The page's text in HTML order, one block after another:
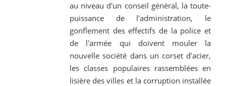
au niveau d'un conseil général, la toute-
puissance de l'administration, le
gonflement des effectifs de la police et
de l'armée qui doivent mouler la
nouvelle société dans un corset d'acier,
les classes populaires rassemblées en
lisière des villes et la corruption installée